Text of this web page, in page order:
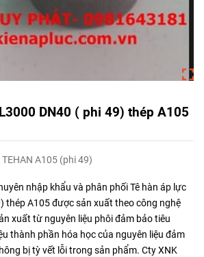
DN40 ( phi 49) thép A105
TEHAN A105 (phi 49)
nhập khẩu và phân phối Tê hàn áp lực
thép A105 được sản xuất theo công nghệ
xuất từ nguyên liệu phôi đảm bảo tiêu
thành phần hóa học của nguyên liệu đảm
bị tỳ vết lỗi trong sản phẩm. Cty XNK